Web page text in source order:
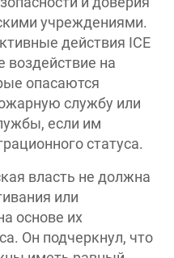
учреждениями.
действия ICE
на
опасаются
службу или
если им
статуса.
власть не должна
или
основе их
Он подчеркнул, что